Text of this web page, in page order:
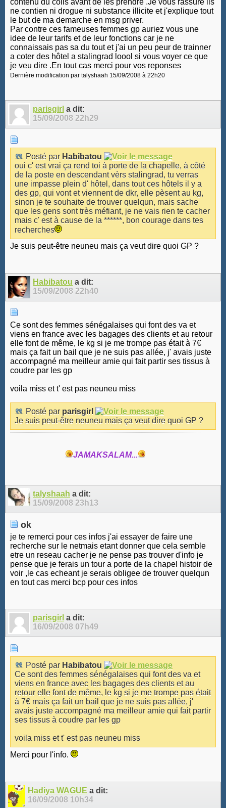
ne contien ni drogue ni substance illicite et j'explique tout
le but de ma demarche en msg priver.
Par contre ces fameuses femmes gp auriez vous une
idee de leur tarifs et de leur fonctions car je ne
connaissais pas sa du tout et j'ai un peu peur de trainner
a coter des hôtel a stalingrad loool si vous voyer ce que
je veu dire .En tout cas merci pour vos reponses
Dernière modification par talyshaah 15/09/2008 à 22h20
parisgirl a dit:
15/09/2008 22h29
Posté par Habibatou
oui c' est vrai ça rend toi à porte de la chapelle, à côté
de la poste en descendant vèrs stalingrad, tu verras
une impasse plein d' hôtel, dans tout ces hôtels il y a
des gp, qui vont et viennent de dkr, elle pèsent au kg,
sinon je te souhaite de trouver quelqun, mais sache
que les gens sont très méfiant, je ne vais rien te cacher
mais c' est à cause de la ******, bon courage dans tes
recherches
Je suis peut-être neuneu mais ça veut dire quoi GP ?
Habibatou a dit:
15/09/2008 22h40
Ce sont des femmes sénégalaises qui font des va et
viens en france avec les bagages des clients et au retour
elle font de même, le kg si je me trompe pas était à 7€
mais ça fait un bail que je ne suis pas allée, j' avais juste
accompagné ma meilleur amie qui fait partir ses tissus à
coudre par les gp
voila miss et t' est pas neuneu miss
Posté par parisgirl
Je suis peut-être neuneu mais ça veut dire quoi GP ?
JAMAKSALAM...
talyshaah a dit:
15/09/2008 23h13
ok
je te remerci pour ces infos j'ai essayer de faire une
recherche sur le netmais etant donner que cela semble
etre un reseau cacher je ne pense pas trouver d'info je
pense que je ferais un tour a porte de la chapel histoir de
voir ,le cas echeant je serais obligee de trouver quelqun
en tout cas merci bcp pour ces infos
parisgirl a dit:
16/09/2008 07h49
Posté par Habibatou
Ce sont des femmes sénégalaises qui font des va et
viens en france avec les bagages des clients et au
retour elle font de même, le kg si je me trompe pas était
à 7€ mais ça fait un bail que je ne suis pas allée, j'
avais juste accompagné ma meilleur amie qui fait partir
ses tissus à coudre par les gp
voila miss et t' est pas neuneu miss
Merci pour l'info.
Hadiya WAGUE a dit:
16/09/2008 10h34